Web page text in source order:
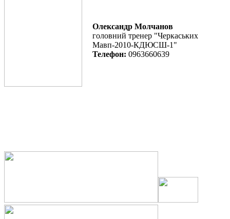
Олександр Молчанов
головний тренер "Черкаських
Мавп-2010-КДЮСШ-1"
Телефон: 0963660639